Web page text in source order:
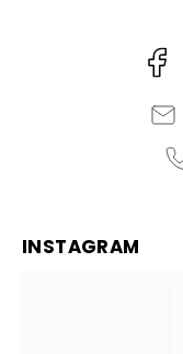
INSTAGRAM